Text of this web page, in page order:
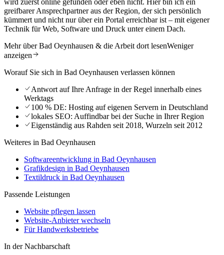
greifbarer Ansprechpartner aus der Region, der sich persönlich
kümmert und nicht nur über ein Portal erreichbar ist – mit eigener
Technik für Web, Software und Druck unter einem Dach.
Mehr über Bad Oeynhausen & die Arbeit dort lesenWeniger
anzeigen
Worauf Sie sich in Bad Oeynhausen verlassen können
Antwort auf Ihre Anfrage in der Regel innerhalb eines
Werktags
100 % DE: Hosting auf eigenen Servern in Deutschland
lokales SEO: Auffindbar bei der Suche in Ihrer Region
Eigenständig aus Rahden seit 2018, Wurzeln seit 2012
Weiteres in Bad Oeynhausen
Softwareentwicklung in Bad Oeynhausen
Grafikdesign in Bad Oeynhausen
Textildruck in Bad Oeynhausen
Passende Leistungen
Website pflegen lassen
Website-Anbieter wechseln
Für Handwerksbetriebe
In der Nachbarschaft